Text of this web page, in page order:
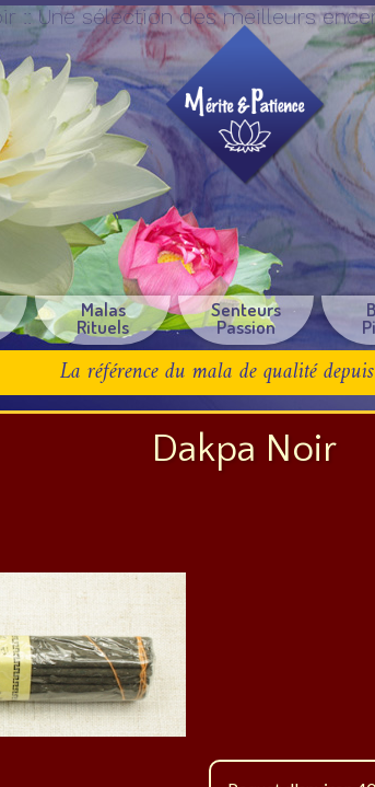
:: Une sélection des meilleurs
Malas
Rituels
Senteurs
Passion
La référence du mala de qualité
Dakpa Noir